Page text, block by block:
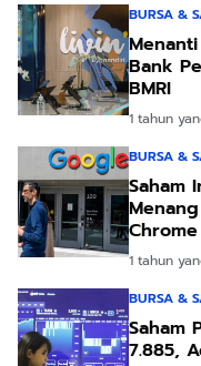
BURSA &
Bank
BMRI
1 tahun
BURSA &
Saham
Chrome
1 tahun
BURSA &
Saham
7.885,